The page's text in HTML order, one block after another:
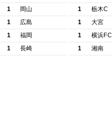
1
岡山
1
広島
1
福岡
1 長崎
1
栃木C
1
大宮
1
横浜FC
1
湘南